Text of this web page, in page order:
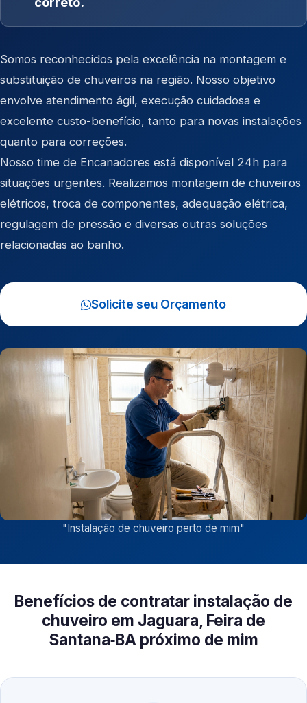
Somos reconhecidos pela excelência na montagem e
substituição de chuveiros na região. Nosso objetivo
envolve atendimento ágil, execução cuidadosa e
excelente custo-benefício, tanto para novas instalações
quanto para correções.
Nosso time de Encanadores está disponível 24h para
situações urgentes. Realizamos montagem de chuveiros
elétricos, troca de componentes, adequação elétrica,
regulagem de pressão e diversas outras soluções
relacionadas ao banho.
Solicite seu Orçamento
"Instalação de chuveiro perto de mim"
Benefícios de contratar instalação de
chuveiro em Jaguara, Feira de
Santana‑BA próximo de mim